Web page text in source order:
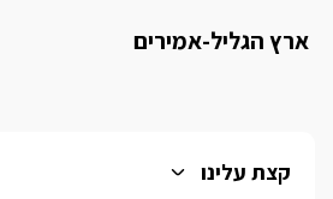
ארץ הגליל-אמירים
קצת עלינו